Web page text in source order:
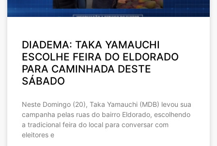
DIADEMA: TAKA YAMAUCHI
ESCOLHE FEIRA DO ELDORADO
PARA CAMINHADA DESTE
SÁBADO
Neste Domingo (20), Taka Yamauchi (MDB) levou sua
campanha pelas ruas do bairro Eldorado, escolhendo
a tradicional feira do local para conversar com
eleitores e